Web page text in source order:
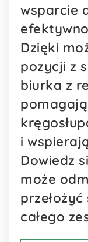
wsparcie
Dzięki
pozycji z
biurka z
i
Dowiedz
może
całego